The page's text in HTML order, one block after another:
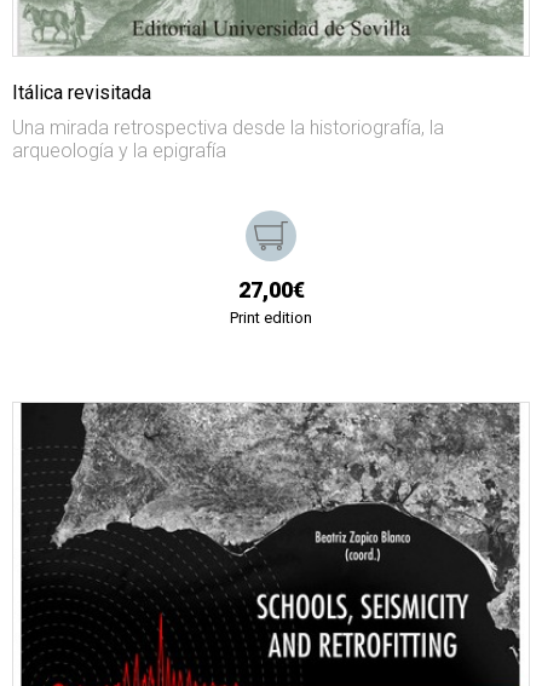
Itálica revisitada
Una mirada retrospectiva desde la historiografía, la
arqueología y la epigrafía
27,00€
Print edition